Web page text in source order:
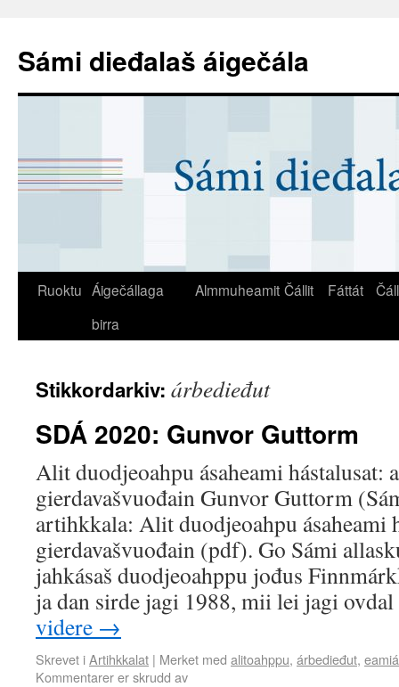
Sámi dieđalaš áigečála
Ruoktu Áigečállaga
birra
Almmuheamit Čállit Fáttát
Stikkordarkiv: árbedieđut
SDÁ 2020: Gunvor Guttorm
Alit duodjeoahpu ásaheami hástalusat:
gierdavašvuođain Gunvor Guttorm
artihkkala: Alit duodjeoahpu ásaheami
gierdavašvuođain (pdf). Go Sámi
jahkásaš duodjeoahppu jođus
ja dan sirde jagi 1988, mii lei jagi
videre →
Skrevet iArtihkkalat | Merket med alitoahppu, árbedieđut,
Kommentarer er skrudd av